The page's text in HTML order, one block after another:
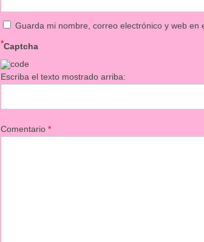
Guarda mi nombre, correo electrónico y web
Captcha
*
Escriba el texto mostrado arriba:
Comentario*